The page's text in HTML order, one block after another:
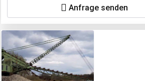
Anfrage senden